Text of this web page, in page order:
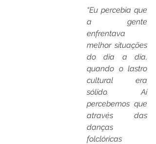
“Eu percebia que
a gente
enfrentava
melhor situações
do dia a dia,
quando o lastro
cultural era
sólido. Aí
percebemos que
através das
danças
folclóricas